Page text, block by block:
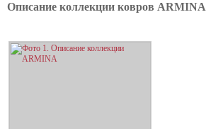
Описание коллекции ковров ARMINA